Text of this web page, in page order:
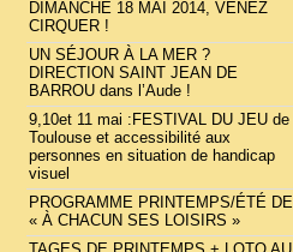
DIMANCHE 18 MAI 2014, VENEZ
CIRQUER !
UN SÉJOUR À LA MER ?
DIRECTION SAINT JEAN DE
BARROU dans l’Aude !
9,10et 11 mai :FESTIVAL DU JEU de
Toulouse et accessibilité aux
personnes en situation de handicap
visuel
PROGRAMME PRINTEMPS/ÉTÉ DE
« À CHACUN SES LOISIRS »